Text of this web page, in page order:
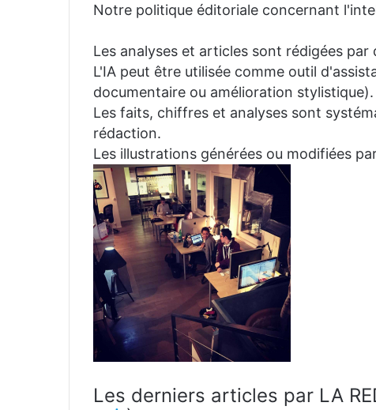
Notre politique éditoriale concernant
Les analyses et articles sont rédigées par
L'IA peut être utilisée comme outil
documentaire ou amélioration stylistique).
Les faits, chiffres et analyses sont
rédaction.
Les illustrations générées ou modifiées
Les derniers articles par LA